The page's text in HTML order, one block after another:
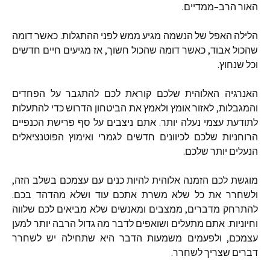
האור הרב–ממדיים.
הלילה האפל של הנשמה מגיע ממש לפני ההתגלות. כאשר דומה
שהכול אבוד, כאשר דומה שהכול חשוך, אז מגיעים חיים חדשים
וכל שנחוץ.
האנרגיה האלוהית שלכם קוראת לכם להתגבר על הפחדים
והמגבלות, לאזור אומץ ולאמץ את הביטחון הדרוש כדי להתעלות
לתודעת עצמי נעלה יותר.אתם ניצבים על סף פרישת הכנפיים
הרוחניות שלכם לכיוונים חדשים לגמרי ואימוץ הפוטנציאלים
הנעלים יותר שלכם.
מוגשת לכם הזמנה אלוהית להיות כנים עם עצמכם בשלב הזה,
ולשחרר את כל שלא משרת אתכם עוד ושלא מהדהד בכם.
להתרחק מדברים, ממצבים ומאנשים שלא מביאים לכם שלווה
וחיוניות. אתם מתעלים ושואפים לדבר מה גדול הרבה יותר למען
עצמכם, ולפעמים משמעות הדבר היא שתחילה יש לשחרר
דברים שצריך לשחרר.